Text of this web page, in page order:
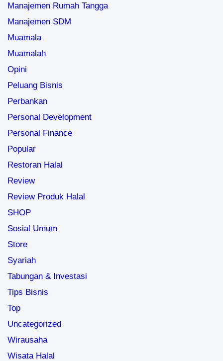
Manajemen Rumah Tangga
Manajemen SDM
Muamala
Muamalah
Opini
Peluang Bisnis
Perbankan
Personal Development
Personal Finance
Popular
Restoran Halal
Review
Review Produk Halal
SHOP
Sosial Umum
Store
Syariah
Tabungan & Investasi
Tips Bisnis
Top
Uncategorized
Wirausaha
Wisata Halal